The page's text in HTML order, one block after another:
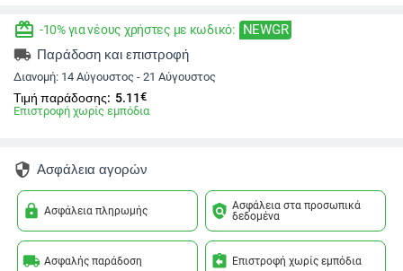
redeem -10% για νέους χρήστες με κωδικό: NEWGR
local_shipping Παράδοση και επιστροφή
Διανομή: 14 Αύγουστος - 21 Αύγουστος
Τιμή παράδοσης: 5.11€
Επιστροφή χωρίς εμπόδια
security Ασφάλεια αγορών
lock Ασφάλεια πληρωμής policy Ασφάλεια στα προσωπικά
δεδομένα
local_shipping Ασφαλής παράδοση assignment_return Επιστροφή χωρίς εμπόδια